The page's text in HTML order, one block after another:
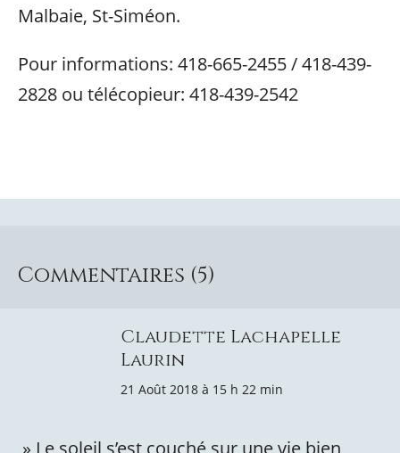
Malbaie, St-Siméon.
Pour informations: 418-665-2455 / 418-439-
2828 ou télécopieur: 418-439-2542
Commentaires (5)
Claudette Lachapelle
Laurin
21 Août 2018 à 15 h 22 min
» Le soleil s’est couché sur une vie bien